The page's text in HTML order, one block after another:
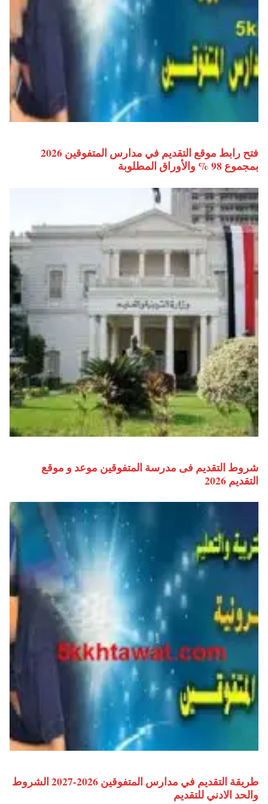
فتح رابط موقع التقديم في مدارس المتفوقين 2026
بمجموع 98 % والأوراق المطلوبة
شروط التقديم فى مدرسة المتفوقين موعد و موقع
التقديم 2026
طريقة التقديم في مدارس المتفوقين 2026-2027 الشروط
والحد الادني للتقديم